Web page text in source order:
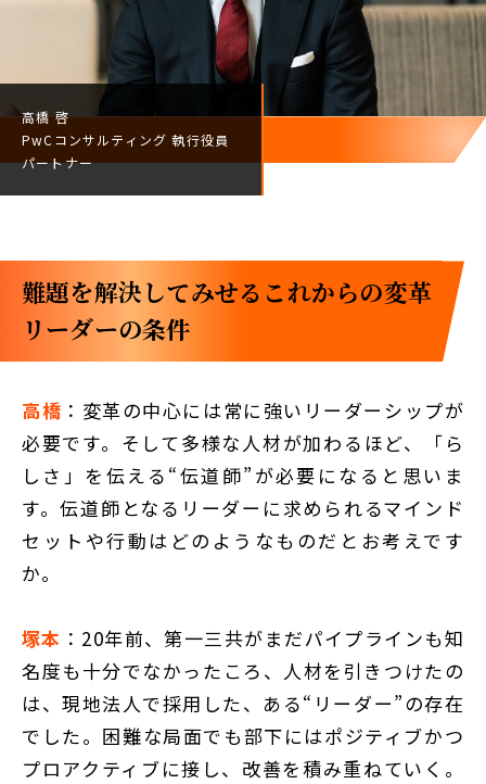
高橋 啓
PwCコンサルティング執行役員
パートナー
難題を解決してみせる――これからの変革
リーダーの条件
高橋 ：変革の中心には常に強いリーダーシップが
必要です。そして多様な人材が加わるほど、「ら
しさ」を伝える“伝道師”が必要になると思いま
す。伝道師となるリーダーに求められるマインド
セットや行動はどのようなものだとお考えです
か。
塚本 ：20年前、第一三共がまだパイプラインも知
名度も十分でなかったころ、人材を引きつけたの
は、現地法人で採用した、ある“リーダー”の存在
でした。困難な局面でも部下にはポジティブかつ
プロアクティブに接し、改善を積み重ねていく。